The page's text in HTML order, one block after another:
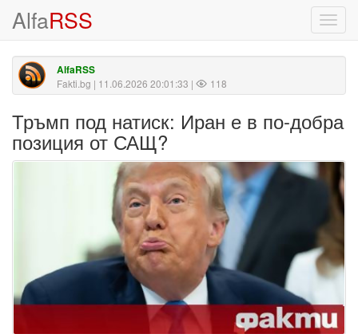
AlfaRSS
AlfaRSS
Fakti.bg | 11.06.2026 20:01:33 | 118
Тръмп под натиск: Иран е в по-добра
позиция от САЩ?